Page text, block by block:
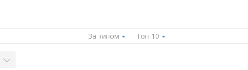
За типом Топ-10